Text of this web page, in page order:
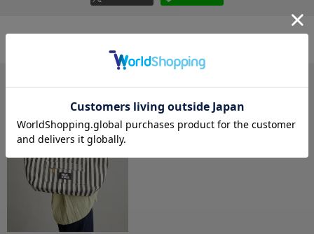
FURFUR
ジェラート ピケ
GELATO PIQUE CAT&DOG
ジェラート ピケ キャットアンドドッグ
gelato pique Sleep
ジェラート ピケ スリープ
GRAMICCI